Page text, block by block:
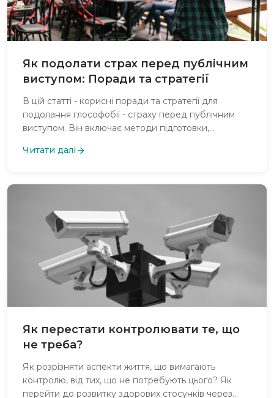
Як подолати страх перед публічним
виступом: Поради та стратегії
В цій статті - корисні поради та стратегії для
подолання глософобії - страху перед публічним
виступом. Він включає методи підготовки,
ефективного використання візуальних матеріалів та
Читати далі
Як перестати контролювати те, що
не треба?
Як розрізняти аспекти життя, що вимагають
контролю, від тих, що не потребують цього? Як
перейти до розвитку здорових стосунків через